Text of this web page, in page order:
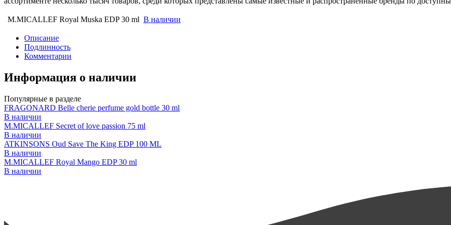
M.MICALLEF Royal Muska EDP 30 ml В наличии
Описание
Подлинность
Комментарии
Информация о наличии
Популярные в разделе
FRAGONARD Belle cherie perfume gold bottle 30 ml
В наличии
M.MICALLEF Secret of love passion 75 ml
В наличии
ATKINSONS Oud Save The King EDP 100 ML
В наличии
M.MICALLEF Royal Mango EDP 30 ml
В наличии